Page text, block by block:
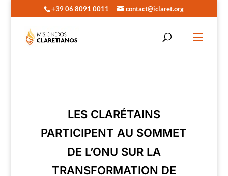
+39 06 8091 0011 contact@iclaret.org
LES CLARÉTAINS
PARTICIPENT AU SOMMET
DE L’ONU SUR LA
TRANSFORMATION DE